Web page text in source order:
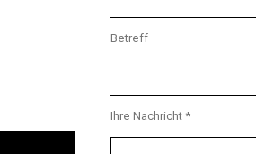
Betreff
Ihre Nachricht *